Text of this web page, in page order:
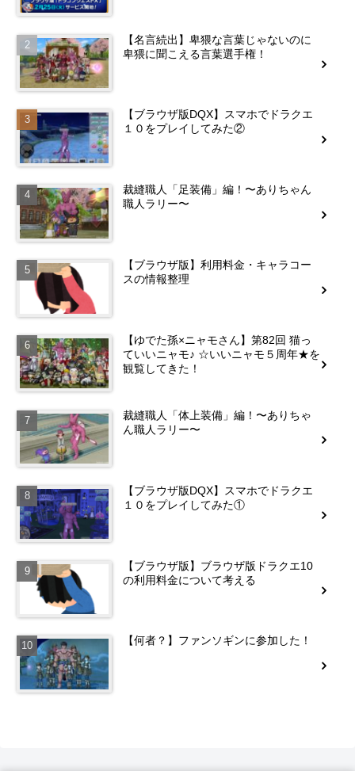
【名言続出】卑猥な言葉じゃないのに
卑猥に聞こえる言葉選手権！
【ブラウザ版DQX】スマホでドラクエ
１０をプレイしてみた②
裁縫職人「足装備」編！〜ありちゃん
職人ラリー〜
【ブラウザ版】利用料金・キャラコー
スの情報整理
【ゆでた孫×ニャモさん】第82回 猫っ
ていいニャモ♪ ☆いいニャモ５周年★を
観覧してきた！
裁縫職人「体上装備」編！〜ありちゃ
ん職人ラリー〜
【ブラウザ版DQX】スマホでドラクエ
１０をプレイしてみた①
【ブラウザ版】ブラウザ版ドラクエ10
の利用料金について考える
【何者？】ファンソギンに参加した！